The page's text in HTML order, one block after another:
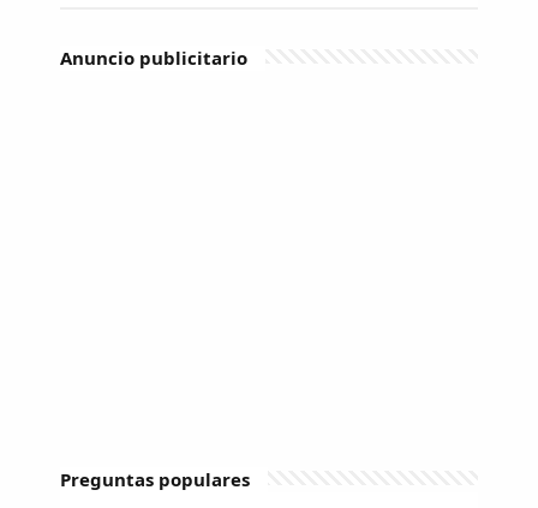
Anuncio publicitario
Preguntas populares